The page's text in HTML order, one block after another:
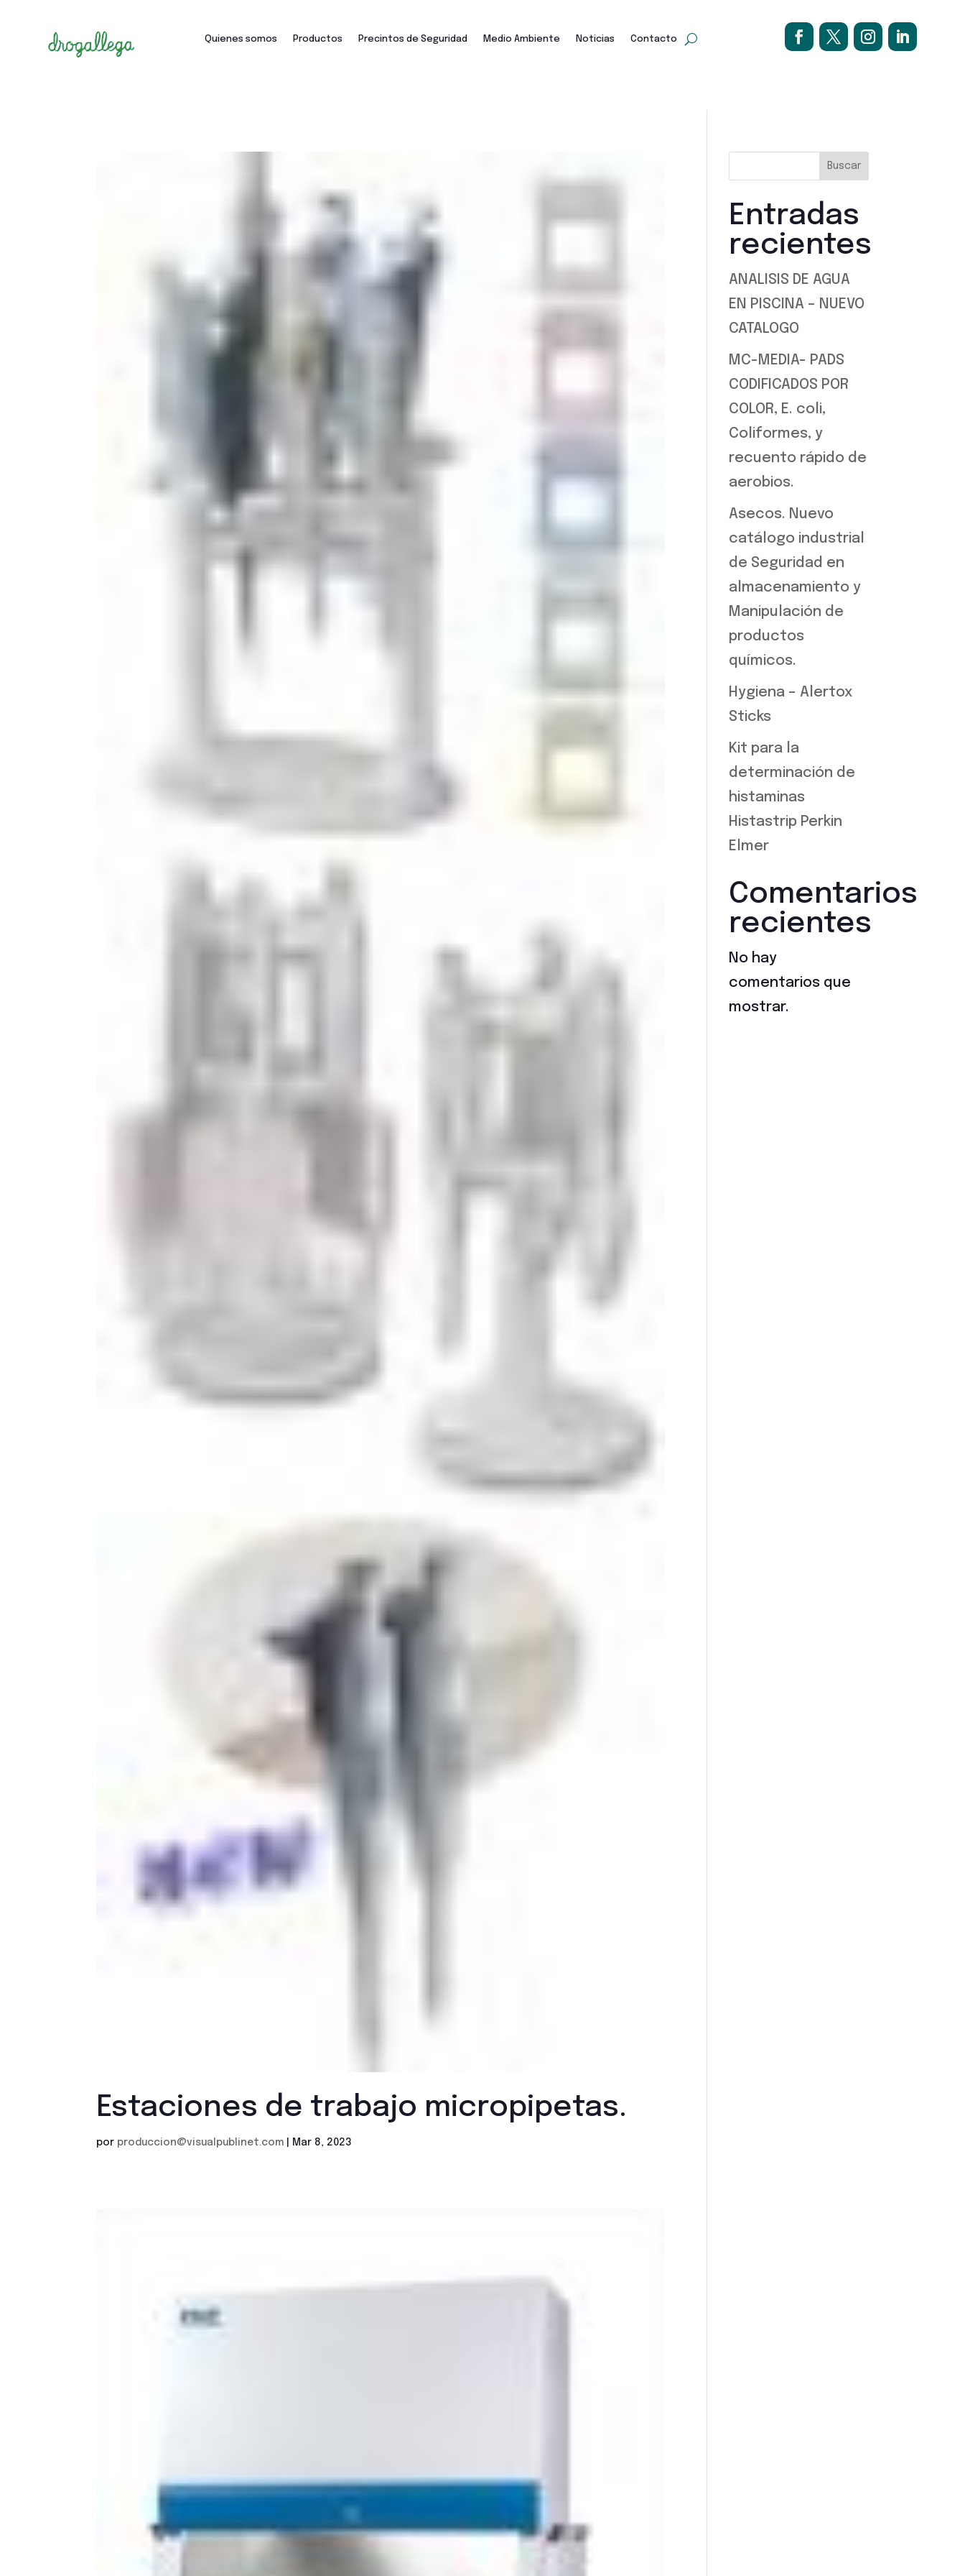
Quienes somos Productos Precintos de Seguridad Medio Ambiente Noticias Contacto
Estaciones de trabajo micropipetas.
por produccion@visualpublinet.com Mar 8, 2023
Buscar
Entradas
recientes
ANALISIS DE AGUA
EN PISCINA – NUEVO
CATALOGO
MC-MEDIA- PADS
CODIFICADOS POR
COLOR, E. coli,
Coliformes, y
recuento rápido de
aerobios.
Asecos. Nuevo
catálogo industrial
de Seguridad en
almacenamiento y
Manipulación de
productos
químicos.
Hygiena – Alertox
Sticks
Kit para la
determinación de
histaminas
Histastrip Perkin
Elmer
Comentarios
recientes
No hay
comentarios que
mostrar.